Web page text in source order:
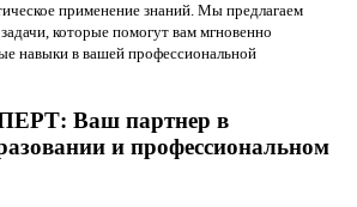
применение знаний. Мы предлагаем
которые помогут вам мгновенно
навыки в вашей профессиональной
Ваш партнер в
и профессиональном